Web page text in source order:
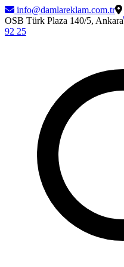
info@damlareklam.com.tr
OSB Türk Plaza 140/5, Ankara
92 25